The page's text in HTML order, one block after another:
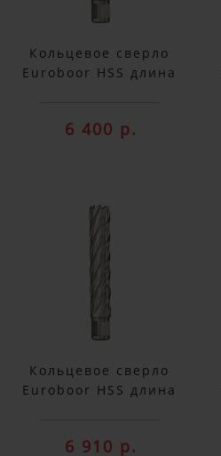
Кольцевое сверло
Euroboor HSS длина
6 400 р.
Кольцевое сверло
Euroboor HSS длина
6 910 р.